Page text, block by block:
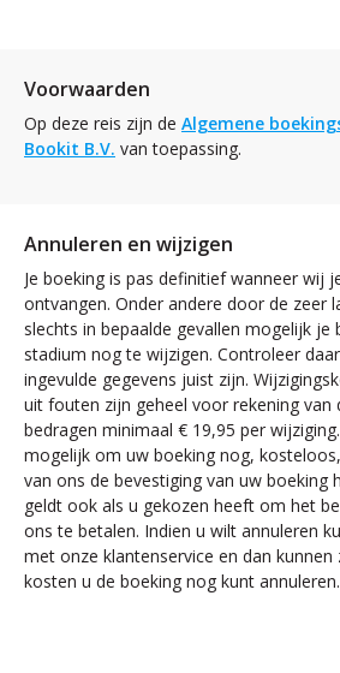
Voorwaarden
Op deze reis zijn de Algemene
Bookit B.V. van toepassing.
Annuleren en wijzigen
Je boeking is pas definitief wanneer wij
ontvangen. Onder andere door de zeer
slechts in bepaalde gevallen mogelijk je
stadium nog te wijzigen. Controleer
ingevulde gegevens juist zijn.
uit fouten zijn geheel voor rekening van
bedragen minimaal € 19,95 per
mogelijk om uw boeking nog,
van ons de bevestiging van uw boeking
geldt ook als u gekozen heeft om het
ons te betalen. Indien u wilt annuleren
met onze klantenservice en dan kunnen
kosten u de boeking nog kunt annuleren.